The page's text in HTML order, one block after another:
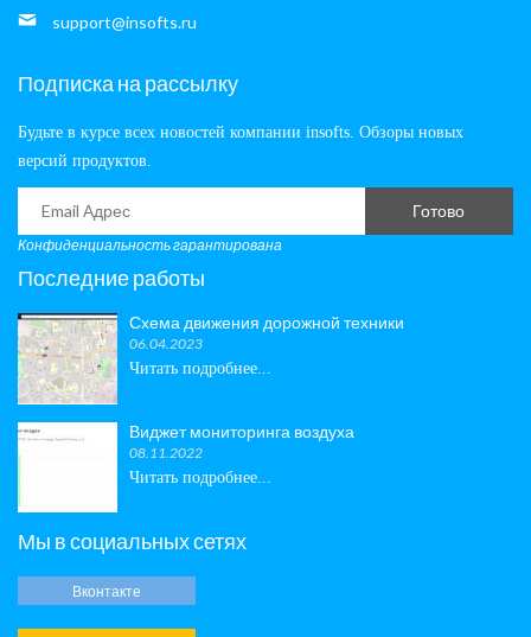
support@insofts.ru
Подписка на рассылку
Будьте в курсе всех новостей компании insofts. Обзоры новых
версий продуктов.
Готово
Конфиденциальность гарантирована
Последние работы
Схема движения дорожной техники
06.04.2023
Читать подробнее...
Виджет мониторинга воздуха
08.11.2022
Читать подробнее...
Мы в социальных сетях
Вконтакте